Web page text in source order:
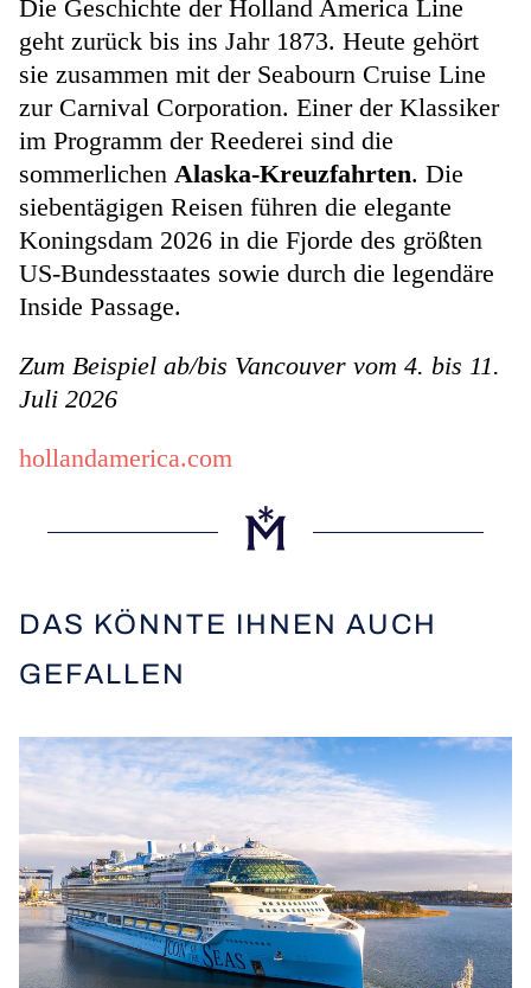
Die Geschichte der Holland America Line
geht zurück bis ins Jahr 1873. Heute gehört
sie zusammen mit der Seabourn Cruise Line
zur Carnival Corporation. Einer der Klassiker
im Programm der Reederei sind die
sommerlichen Alaska-Kreuzfahrten. Die
siebentägigen Reisen führen die elegante
Koningsdam 2026 in die Fjorde des größten
US-Bundesstaates sowie durch die legendäre
Inside Passage.
Zum Beispiel ab/bis Vancouver vom 4. bis 11.
Juli 2026
hollandamerica.com
DAS KÖNNTE IHNEN AUCH
GEFALLEN